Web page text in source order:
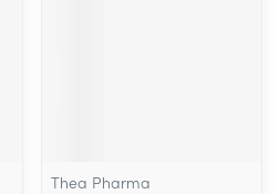
Thea Pharma